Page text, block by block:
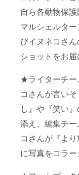
自ら各動物保
マルシェルタ
びイヌネコさん
ショットをお届
★ライターチー
コさんが言い
し』や『笑い
添え、編集チ
コさんが『よ
に写真をコラー